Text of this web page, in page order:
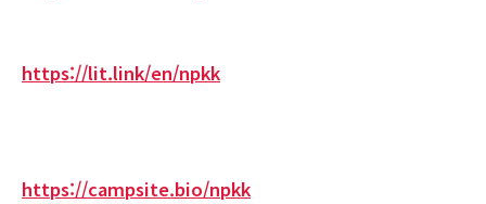
https://lit.link/en/npkk
https://campsite.bio/npkk